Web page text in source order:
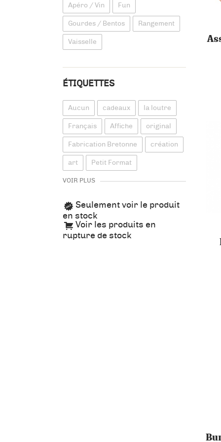
Seulement voir le produit
en stock
Voir les produits en
rupture de stock
Apéro / Vin Fun
Gourdes / Bentos Rangement
Vaisselle
ÉTIQUETTES
Aucun cadeaux la loutre
Français Affiche original
Fabrication Bretonne création
art Petit Format
VOIR PLUS